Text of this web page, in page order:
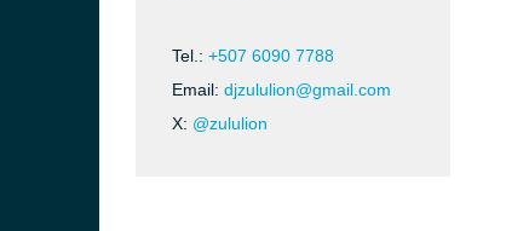
Tel.: +507 6090 7788
Email: djzululion@gmail.com
X: @zululion